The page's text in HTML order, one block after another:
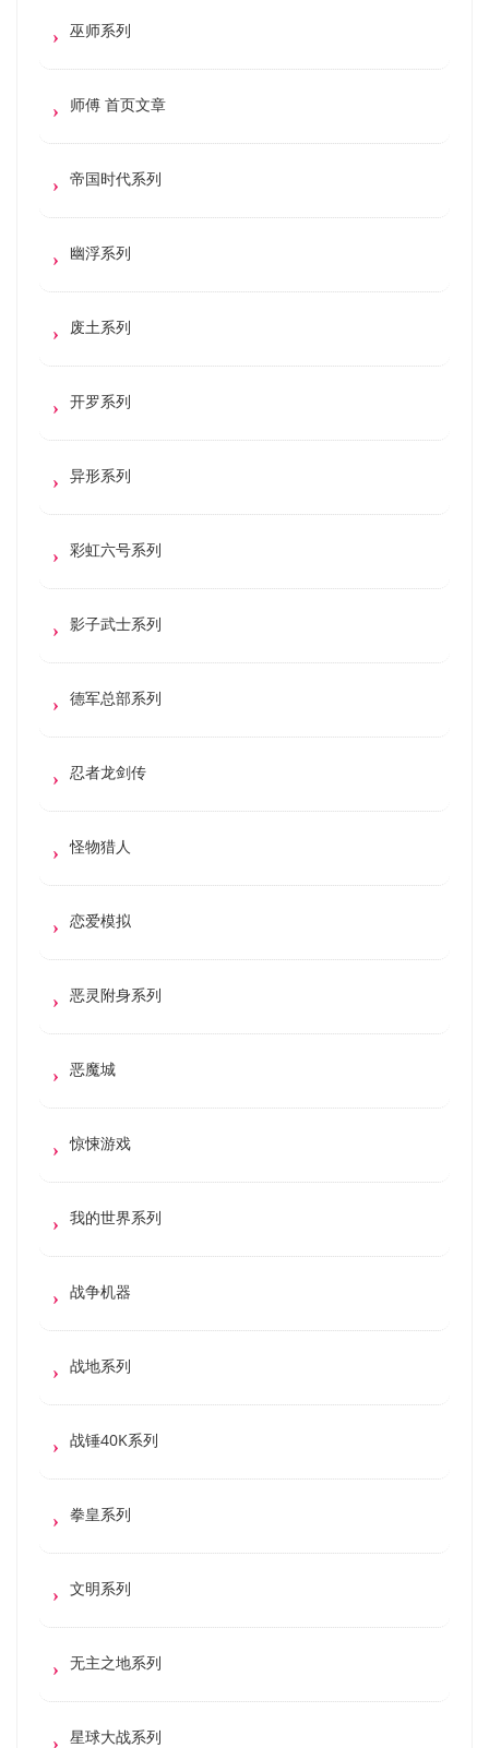
巫师系列
师傅 首页文章
帝国时代系列
幽浮系列
废土系列
开罗系列
异形系列
彩虹六号系列
影子武士系列
德军总部系列
忍者龙剑传
怪物猎人
恋爱模拟
恶灵附身系列
恶魔城
惊悚游戏
我的世界系列
战争机器
战地系列
战锤40K系列
拳皇系列
文明系列
无主之地系列
星球大战系列